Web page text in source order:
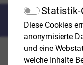
Statistik-
Diese Cookies
anonymisierte
und eine
welche Inhalte
Lass dich
Es gibt viele